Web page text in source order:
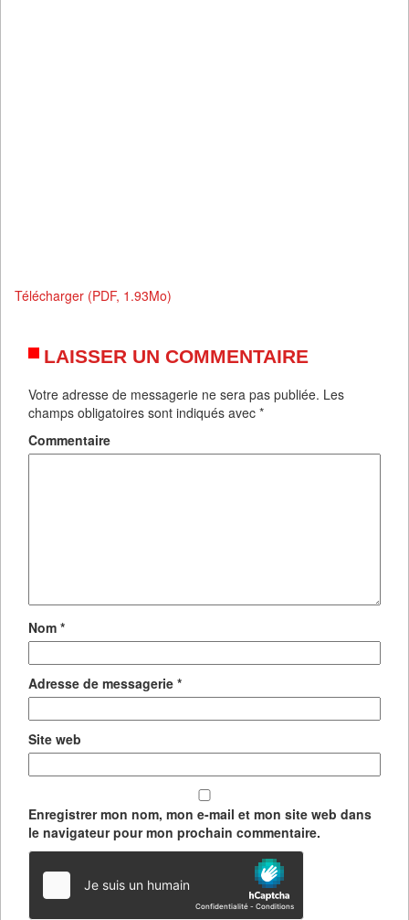
Télécharger (PDF, 1.93Mo)
LAISSER UN COMMENTAIRE
Votre adresse de messagerie ne sera pas publiée. Les
champs obligatoires sont indiqués avec *
Commentaire
Nom *
Adresse de messagerie *
Site web
Enregistrer mon nom, mon e-mail et mon site web dans
le navigateur pour mon prochain commentaire.